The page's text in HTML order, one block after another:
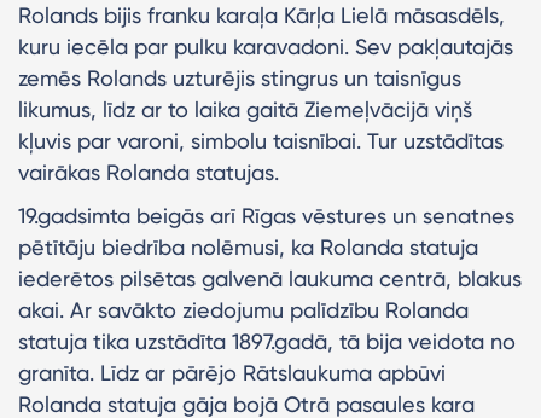
Rolands bijis franku karaļa Kārļa Lielā māsasdēls,
kuru iecēla par pulku karavadoni. Sev pakļautajās
zemēs Rolands uzturējis stingrus un taisnīgus
likumus, līdz ar to laika gaitā Ziemeļvācijā viņš
kļuvis par varoni, simbolu taisnībai. Tur uzstādītas
vairākas Rolanda statujas.
19.gadsimta beigās arī Rīgas vēstures un senatnes
pētītāju biedrība nolēmusi, ka Rolanda statuja
iederētos pilsētas galvenā laukuma centrā, blakus
akai. Ar savākto ziedojumu palīdzību Rolanda
statuja tika uzstādīta 1897.gadā, tā bija veidota no
granīta. Līdz ar pārējo Rātslaukuma apbūvi
Rolanda statuja gāja bojā Otrā pasaules kara